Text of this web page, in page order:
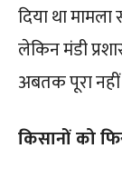
दिया था
लेकिन मंडी
अबतक पूरा
किसानों को